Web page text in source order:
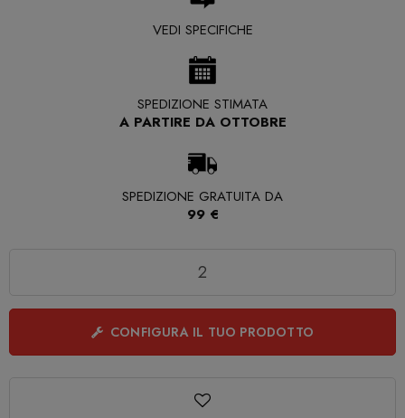
VEDI SPECIFICHE
SPEDIZIONE STIMATA
A PARTIRE DA OTTOBRE
SPEDIZIONE GRATUITA DA
99 €
CONFIGURA IL TUO PRODOTTO